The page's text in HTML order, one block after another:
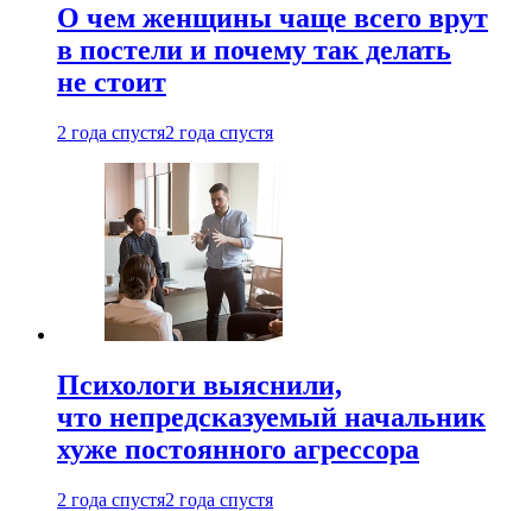
О чем женщины чаще всего врут
в постели и почему так делать
не стоит
2 года спустя2 года спустя
Психологи выяснили,
что непредсказуемый начальник
хуже постоянного агрессора
2 года спустя2 года спустя